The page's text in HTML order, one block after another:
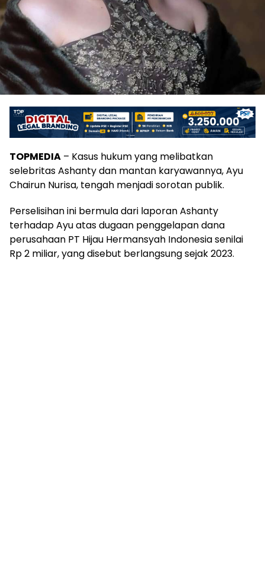
TOPMEDIA – Kasus hukum yang melibatkan
selebritas Ashanty dan mantan karyawannya, Ayu
Chairun Nurisa, tengah menjadi sorotan publik.
Perselisihan ini bermula dari laporan Ashanty
terhadap Ayu atas dugaan penggelapan dana
perusahaan PT Hijau Hermansyah Indonesia senilai
Rp 2 miliar, yang disebut berlangsung sejak 2023.